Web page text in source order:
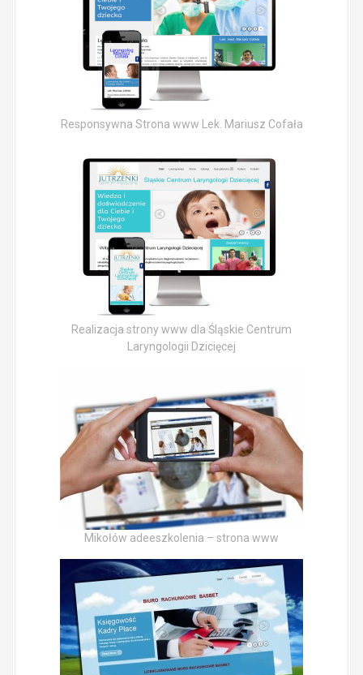
Responsywna Strona www Lek. Mariusz Cofała
Realizacja strony www dla Śląskie Centrum
Laryngologii Dzicięcej
Mikołów adeeszkolenia – strona www